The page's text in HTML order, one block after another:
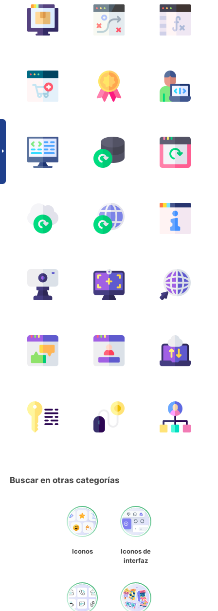
Buscar en otras categorías
Iconos
Iconos de
interfaz